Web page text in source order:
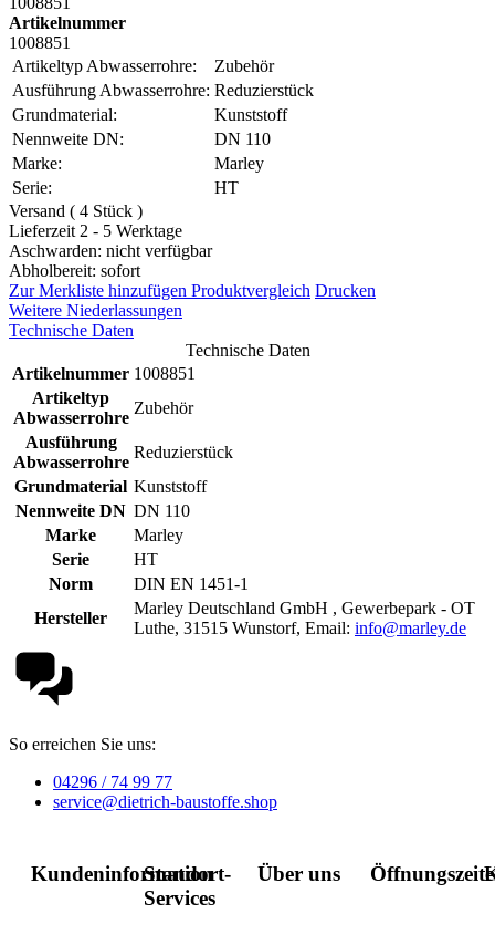
Artikelnummer
1008851
Artikeltyp Abwasserrohre:
Zubehör
Ausführung Abwasserrohre: Reduzierstück
Grundmaterial:
Kunststoff
Nennweite DN:
DN 110
Marke:
Marley
Serie:
HT
Versand ( 4 Stück )
Lieferzeit 2 - 5 Werktage
Aschwarden: nicht verfügbar
Abholbereit: sofort
Zur Merkliste hinzufügen Produktvergleich Drucken
Weitere Niederlassungen
Technische Daten
Technische Daten
Artikelnummer 1008851
Artikeltyp
Abwasserrohre
Zubehör
Ausführung
Abwasserrohre
Reduzierstück
Grundmaterial Kunststoff
Nennweite DN DN 110
Marke
Marley
Serie
HT
Norm
DIN EN 1451-1
Hersteller
Marley Deutschland GmbH , Gewerbepark - OT
Luthe, 31515 Wunstorf, Email: info@marley.de
So erreichen Sie uns:
04296 / 74 99 77
service@dietrich-baustoffe.shop
Kundeninformation
Standort-
Services
Über uns